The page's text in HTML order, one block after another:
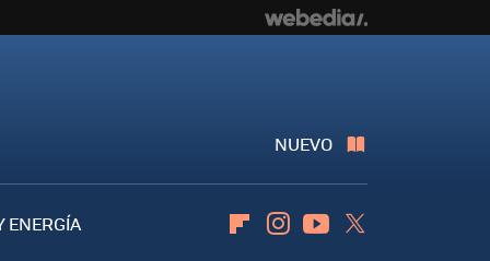
NUEVO
ENERGÍA FlipboardInstagramYoutube